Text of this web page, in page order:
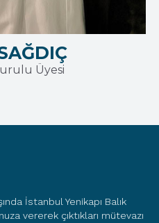
Üyesi
İstanbul Yenikapı Balık
vererek çıktıkları mütevazı